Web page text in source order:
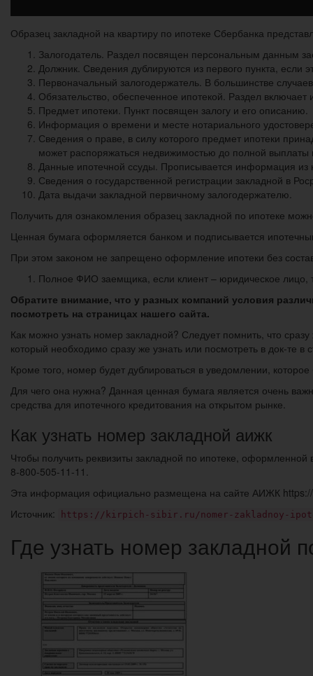
Образец закладной на квартиру по ипотеке Сбербанка
Залогодатель. Раздел посвящен персональным данным
Должник. Сведения дублируются из первого пункта,
Первоначальный залогодержатель. В большинстве
Обязательство, обеспеченное ипотекой. Раздел
Предмет ипотеки. Пункт посвящен залогу и его описанию.
Информация о времени и месте нотариального
Сведения о праве, в силу которого предмет ипотеки
может распоряжаться недвижимостью до полной выплаты
Данные ипотечной ссуды. Прописывается информация
Сведения о государственной регистрации закладной в
Дата выдачи закладной первичному залогодержателю.
Получить для ознакомления образец закладной по ипотеке
Ценная бумага оформляется банком и подписывается
При этом законом не запрещено оформление ипотеки без
Полное ФИО заемщика, если клиент – юридическое лицо,
Обратите внимание, что у разных компаний условия
посмотреть на страницах нашего сайта.
Как можно узнать номер закладной? Следует помнить, что
который необходимо сразу же узнать или посмотреть в док-те в
Кроме того, номер будет дублироваться в уведомлении,
Для чего она нужна? Данная ценная бумага является очень
средства для ипотечного кредитования на открытом рынке.
Как узнать номер закладной аижк
Чтобы получить реквизиты закладной по ипотеке,
8-800-505-11-11.
Эта информация официально размещена на сайте АИЖК
Источник:
https://kirpich-sibir.ru/nomer-zakladnoy-
Где узнать номер закладной